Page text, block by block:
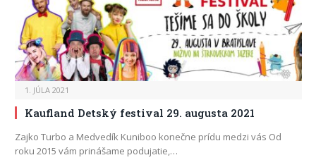
1. JÚLA 2021
Kaufland Detský festival 29. augusta 2021
Zajko Turbo a Medvedík Kuniboo konečne prídu medzi vás Od
roku 2015 vám prinášame podujatie,…